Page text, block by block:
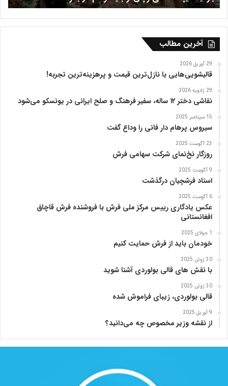
ر
ی
آخرین مطالب
29 آوریل 2026
قالیشویی‌هایی با نازل‌ترین قیمت و پرهزینه‌ترین تجربه!
29 ژانویه 2026
نقاشی دختر ۱۲ ساله، سفیر فرهنگ و صلح ایرانی در یونسکو می‌شود
15 سپتامبر 2025
سیروس پرهام دار فانی را وداع گفت
23 آگوست 2025
روزگار نخ‌نمای شرکت سهامی فرش
9 آگوست 2025
استاد فرشچیان درگذشت
6 آگوست 2025
عکس یادگاری رییس مرکز ملی فرش با فروشنده فرش قاچاق
افغانستانی
1 جولای 2025
خودمان باید از فرش حمایت کنیم
30 ژوئن 2025
با نقش های قالی بولوردی آشنا شوید
30 ژوئن 2025
قالی بولوردی، زیبای فراموش شده
9 آوریل 2025
از نقشه وزیر مخصوص چه می‌دانید؟